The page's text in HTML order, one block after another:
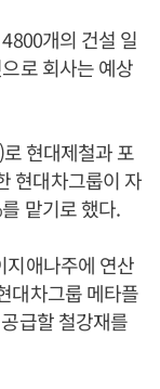
개의 건설 일
로 회사는 예상
현대제철과 포
현대차그룹이 자
맡기로 했다.
지애나주에 연산
대차그룹 메타플
급할 철강재를